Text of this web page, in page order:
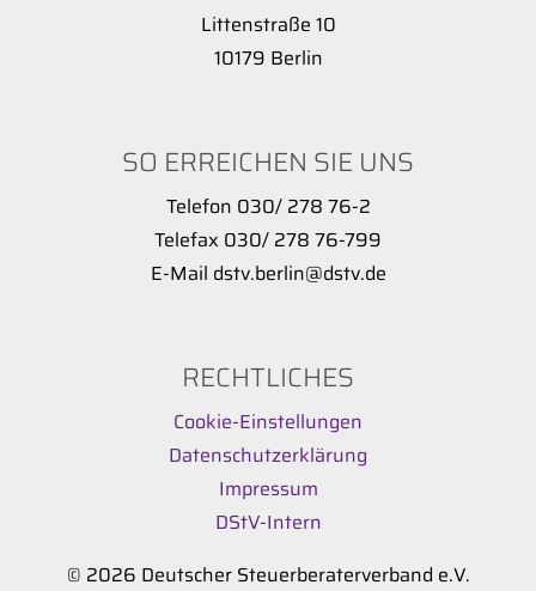
Littenstraße 10
10179 Berlin
SO ERREICHEN SIE UNS
Telefon 030/ 278 76-2
Telefax 030/ 278 76-799
E-Mail dstv.berlin@dstv.de
RECHTLICHES
Cookie-Einstellungen
Datenschutzerklärung
Impressum
DStV-Intern
© 2026 Deutscher Steuerberaterverband e.V.